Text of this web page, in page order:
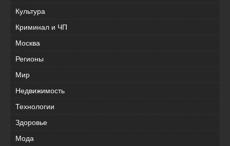
Культура
Криминал и ЧП
Москва
Регионы
Мир
Недвижимость
Технологии
Здоровье
Мода